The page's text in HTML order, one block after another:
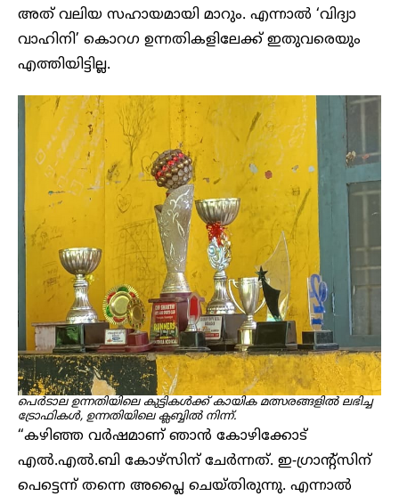
അത് വലിയ സഹായമായി മാറും. എന്നാൽ ‘വിദ്യാ
വാഹിനി’ കൊറഗ ഉന്നതികളിലേക്ക് ഇതുവരെയും
എത്തിയിട്ടില്ല.
പെർടാല ഉന്നതിയിലെ കുട്ടികൾക്ക് കായിക മത്സരങ്ങളിൽ ലഭിച്ച
ട്രോഫികൾ, ഉന്നതിയിലെ ക്ലബ്ബിൽ നിന്ന്.
“കഴിഞ്ഞ വർഷമാണ് ഞാൻ കോഴിക്കോട്
എൽ.എൽ.ബി കോഴ്സിന് ചേർന്നത്. ഇ-ഗ്രാന്റ്സിന്
പെട്ടെന്ന് തന്നെ അപ്ലൈ ചെയ്തിരുന്നു. എന്നാൽ